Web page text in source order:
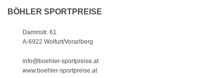
BÖHLER SPORTPREISE
Dammstr. 61
A-6922 Wolfurt/Vorarlberg
info@boehler-sportpreise.at
www.boehler-sportpreise.at